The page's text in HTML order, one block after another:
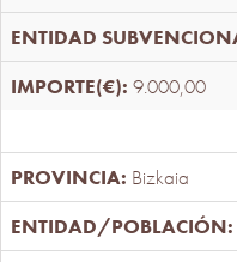
9.000,00
Bizkaia